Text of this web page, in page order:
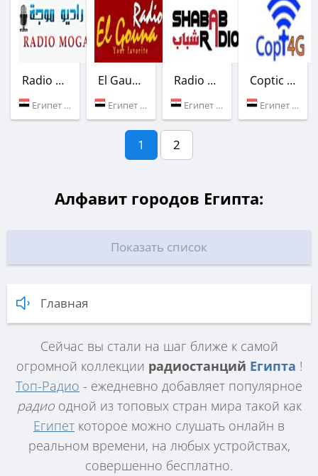
Radio Moga
Египет (Каир)
El Gauna FM
Египет (100.0 FM)
Radio Shabab
Египет (Каир)
Coptic Orthodox
Египет (Каир)
1 2
Алфавит городов Египта:
Показать список
Главная
Сейчас вы стали на шаг ближе к самой
огромной коллекции радиостанций Египта !
Топ-Радио - ежедневно добавляет популярное
радиоодной из топовых стран мира такой как
Египет которое можно слушать онлайн в
реальном времени, на любых устройствах,
совершенно бесплатно.